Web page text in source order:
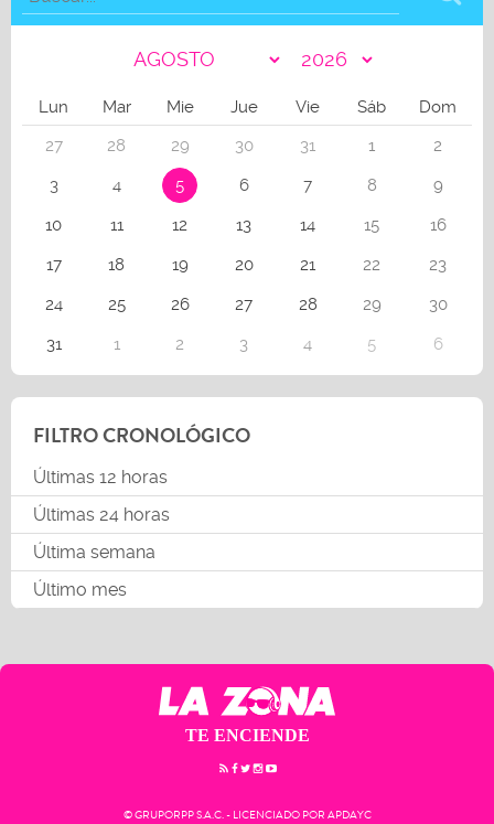
Lun Mar Mie Jue Vie Sáb
Dom
27
28 29 30 31 1
2
3
4 5 6 7 8
9
10
11 12 13 14 15
16
17
18 19 20 21 22
23
24
25 26 27 28 29
30
31
1 2 3 4 5 6
FILTRO CRONOLÓGICO
Últimas 12 horas
Últimas 24 horas
Última semana
Último mes
TE ENCIENDE
© GRUPORPP S.A.C. - LICENCIADO POR APDAYC